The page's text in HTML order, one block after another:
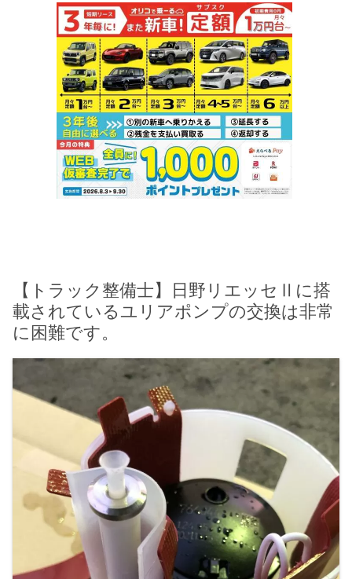
【トラック整備士】日野リエッセⅡに搭
載されているユリアポンプの交換は非常
に困難です。